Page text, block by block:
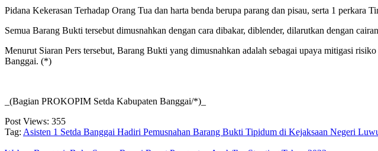
Pidana Kekerasan Terhadap Orang Tua dan harta benda berupa parang dan pisau, serta 1 perkara
Semua Barang Bukti tersebut dimusnahkan dengan cara dibakar, diblender, dilarutkan dengan
Menurut Siaran Pers tersebut, Barang Bukti yang dimusnahkan adalah sebagai upaya mitigasi
Banggai. (*)
_(Bagian PROKOPIM Setda Kabupaten Banggai/*)_
Post Views: 355
Tag: Asisten 1 Setda Banggai Hadiri Pemusnahan Barang Bukti Tipidum di Kejaksaan Negeri